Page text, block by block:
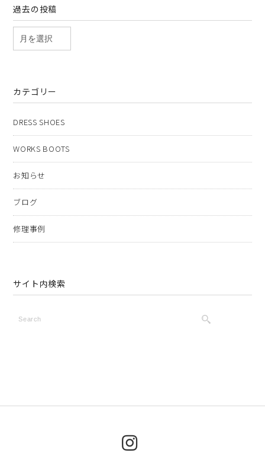
過去の投稿
カテゴリー
DRESS SHOES
WORKS BOOTS
お知らせ
ブログ
修理事例
サイト内検索